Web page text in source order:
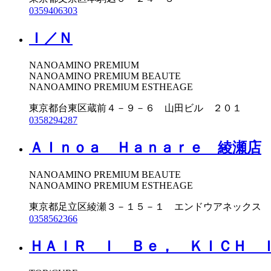
0359406303
Ｉ／Ｎ
NANOAMINO PREMIUM
NANOAMINO PREMIUM BEAUTE
NANOAMINO PREMIUM ESTHEAGE
東京都台東区蔵前４－９－６ 山田ビル ２０１
0358294287
ＡＩｎｏａ Ｈａｎａｒｅ 綾瀬店
NANOAMINO PREMIUM BEAUTE
NANOAMINO PREMIUM ESTHEAGE
東京都足立区綾瀬３－１５－１ エンドウアネックス
0358562366
ＨＡＩＲ Ｉ Ｂｅ， ＫＩＣＨ Ｉ